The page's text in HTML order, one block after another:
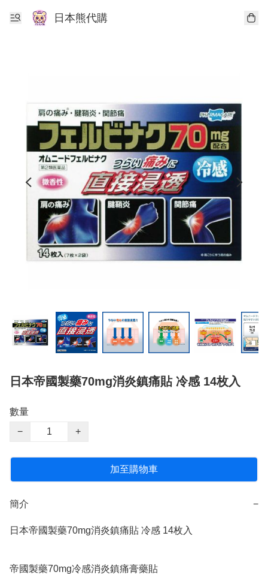
日本熊代購
日本帝國製藥70mg消炎鎮痛貼 冷感 14枚入
數量
−
+
加至購物車
簡介 −
日本帝國製藥70mg消炎鎮痛貼 冷感 14枚入
帝國製藥70mg冷感消炎鎮痛膏藥貼